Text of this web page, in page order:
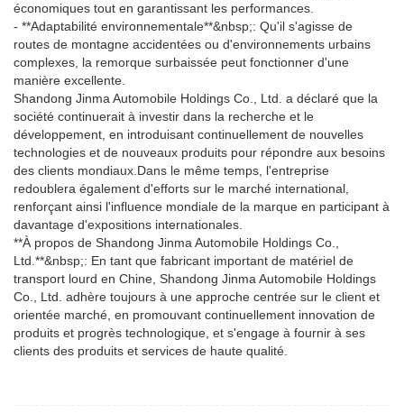
économiques tout en garantissant les performances.
- **Adaptabilité environnementale**&nbsp;: Qu'il s'agisse de
routes de montagne accidentées ou d'environnements urbains
complexes, la remorque surbaissée peut fonctionner d'une
manière excellente.
Shandong Jinma Automobile Holdings Co., Ltd. a déclaré que la
société continuerait à investir dans la recherche et le
développement, en introduisant continuellement de nouvelles
technologies et de nouveaux produits pour répondre aux besoins
des clients mondiaux. Dans le même temps, l'entreprise
redoublera également d'efforts sur le marché international,
renforçant ainsi l'influence mondiale de la marque en participant à
davantage d'expositions internationales.
**À propos de Shandong Jinma Automobile Holdings Co.,
Ltd.**&nbsp;: En tant que fabricant important de matériel de
transport lourd en Chine, Shandong Jinma Automobile Holdings
Co., Ltd. adhère toujours à une approche centrée sur le client et
orientée marché, en promouvant continuellement innovation de
produits et progrès technologique, et s'engage à fournir à ses
clients des produits et services de haute qualité.